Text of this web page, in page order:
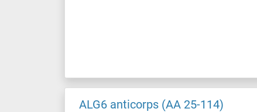
ALG6 anticorps (AA 25-114)